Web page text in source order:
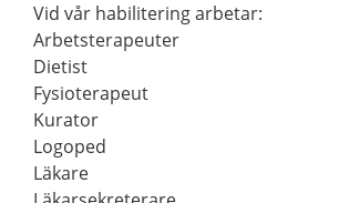
Vid vår habilitering arbetar:
Arbetsterapeuter
Dietist
Fysioterapeut
Kurator
Logoped
Läkare